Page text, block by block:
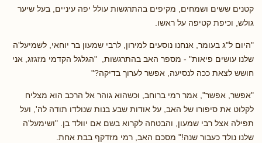
קטנים ששים ושמחים, מקיפים בהתרגשות עולל יפה עיניים, בעל שיער
גולש, וכיפת קטיפה על ראשו.
"היום ל"ג בעומר, אנחנו נוסעים למירון, לרבי שמעון בר יוחאי, לשמיעל'ה
שלנו עושים פיאות" - מספר האב בהתרגשות, "הגלגל הקדמי מזגזג, אני
חושש לצאת ככה לנסיעה, אפשר לערוך בדיקה?"
"אפשר, אפשר", אמר רמי ברוחב, וכשהוא גוהר אל הרכב הוא מצליח
לקלוט את סיפורו של האב, על אודות שבע בנות שנולדו תודה לה', ועל
תפילה אצל רבי שמעון, והבטחה לקרוא בשם אם יוולד בן. "ושימעל'ה
שלנו נולד כעבור שנה!" מסכם האב, רמי מזדקף בבת אחת.